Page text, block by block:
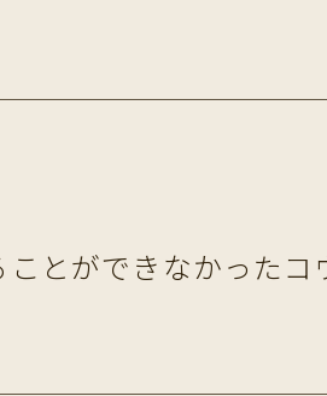
とができなかった